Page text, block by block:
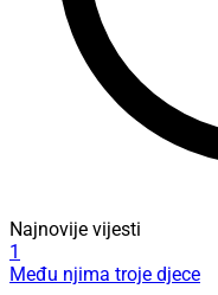
Najnovije vijesti
1
Među njima troje djece